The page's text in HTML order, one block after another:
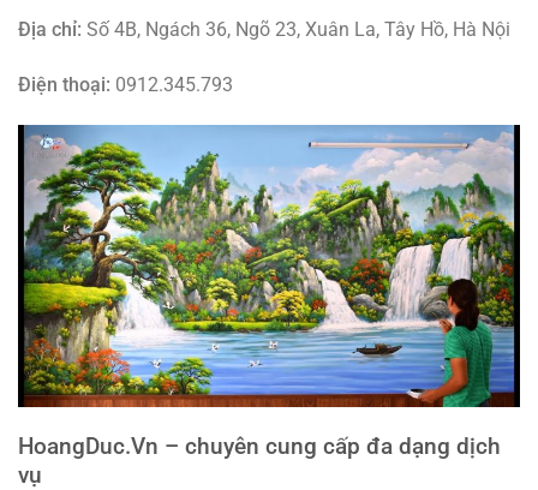
Địa chỉ: Số 4B, Ngách 36, Ngõ 23, Xuân La, Tây Hồ, Hà Nội
Điện thoại: 0912.345.793
HoangDuc.Vn – chuyên cung cấp đa dạng dịch
vụ